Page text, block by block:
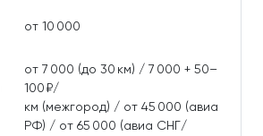
от 10 000
от 7 000 (до 30 км) / 7 000 + 50–
100 ₽/
км (межгород) / от 45 000 (авиа
РФ) / от 65 000 (авиа СНГ/